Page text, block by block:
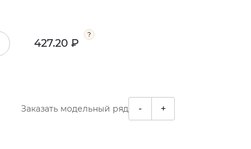
427.20 ₽
Заказать модельный ряд - +